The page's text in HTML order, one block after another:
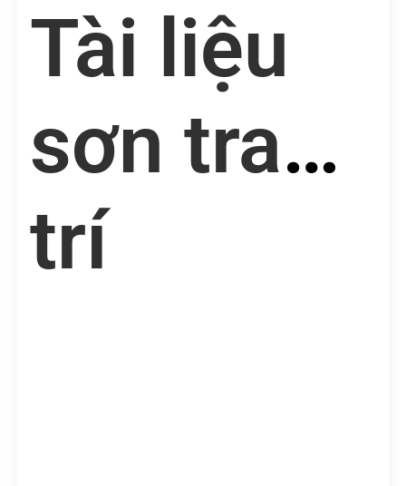
Tài liệu
sơn trang
trí